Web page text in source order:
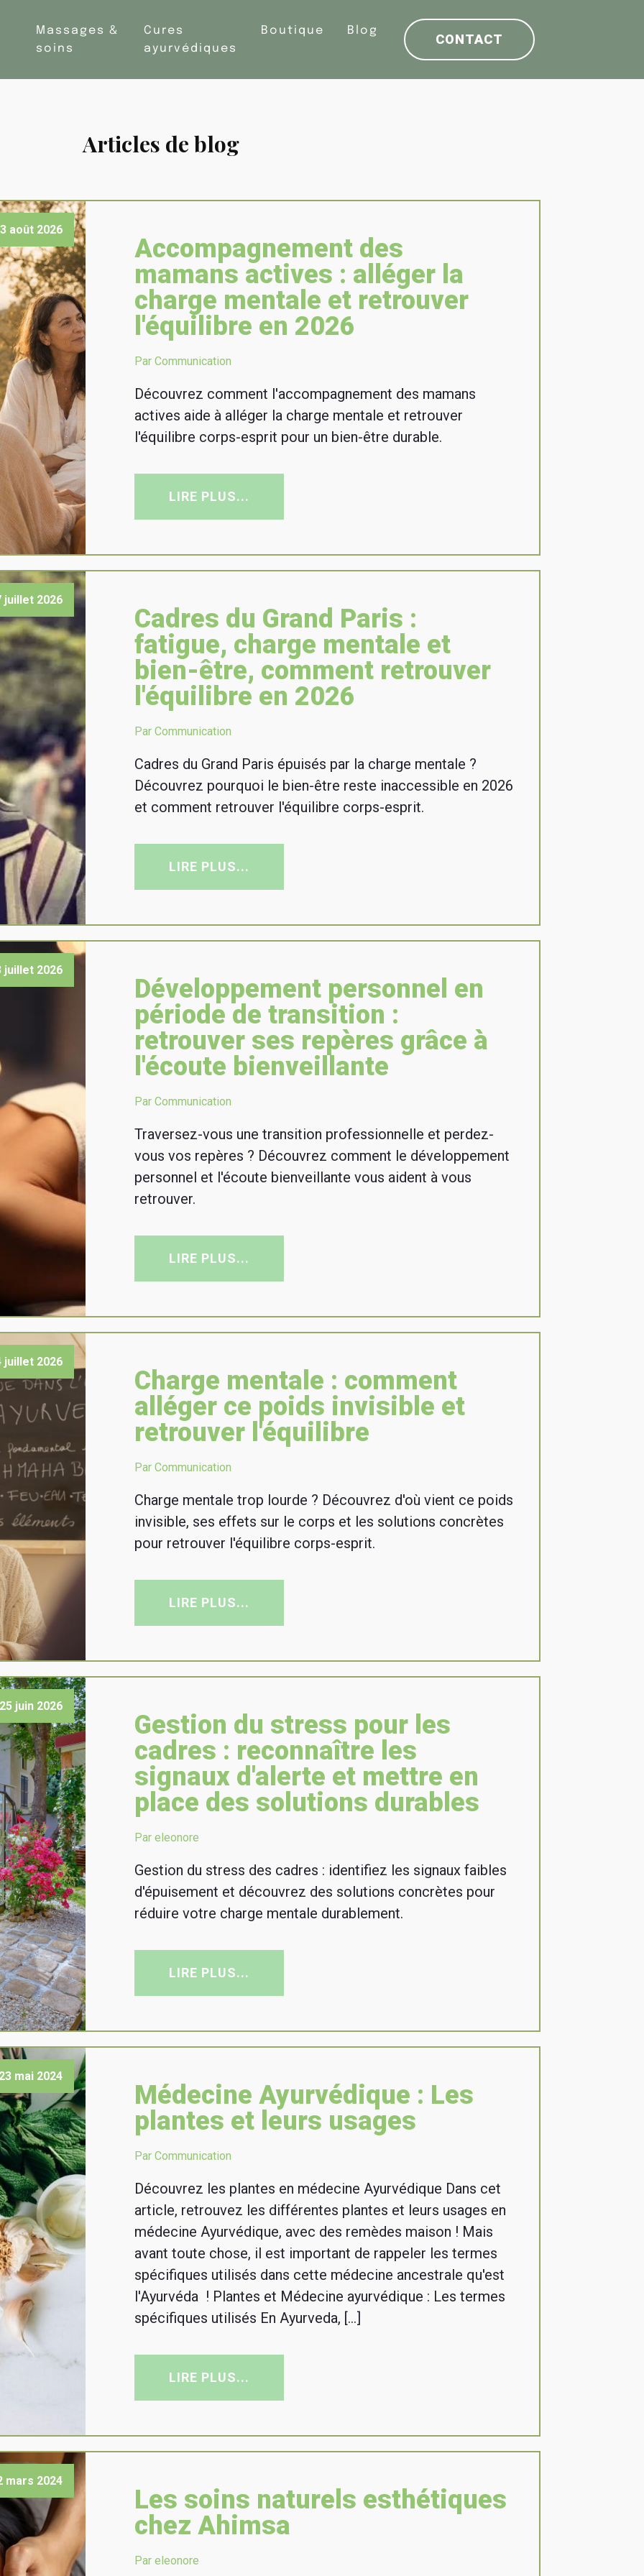
Massages &
soins
Cures
ayurvédiques
Boutique Blog
CONTACT
Articles de blog
3 août 2026
Accompagnement des
mamans actives : alléger la
charge mentale et retrouver
l'équilibre en 2026
Par Communication
Découvrez comment l'accompagnement des mamans
actives aide à alléger la charge mentale et retrouver
l'équilibre corps-esprit pour un bien-être durable.
LIRE PLUS...
juillet 2026
Cadres du Grand Paris :
fatigue, charge mentale et
bien-être, comment retrouver
l'équilibre en 2026
Par Communication
Cadres du Grand Paris épuisés par la charge mentale ?
Découvrez pourquoi le bien-être reste inaccessible en 2026
et comment retrouver l'équilibre corps-esprit.
LIRE PLUS...
juillet 2026
Développement personnel en
période de transition :
retrouver ses repères grâce à
l'écoute bienveillante
Par Communication
Traversez-vous une transition professionnelle et perdez-
vous vos repères ? Découvrez comment le développement
personnel et l'écoute bienveillante vous aident à vous
retrouver.
LIRE PLUS...
juillet 2026
Charge mentale : comment
alléger ce poids invisible et
retrouver l'équilibre
Par Communication
Charge mentale trop lourde ? Découvrez d'où vient ce poids
invisible, ses effets sur le corps et les solutions concrètes
pour retrouver l'équilibre corps-esprit.
LIRE PLUS...
juin 2026
Gestion du stress pour les
cadres : reconnaître les
signaux d'alerte et mettre en
place des solutions durables
Par eleonore
Gestion du stress des cadres : identifiez les signaux faibles
d'épuisement et découvrez des solutions concrètes pour
réduire votre charge mentale durablement.
LIRE PLUS...
mai 2024
Médecine Ayurvédique : Les
plantes et leurs usages
Par Communication
Découvrez les plantes en médecine Ayurvédique Dans cet
article, retrouvez les différentes plantes et leurs usages en
médecine Ayurvédique, avec des remèdes maison ! Mais
avant toute chose, il est important de rappeler les termes
spécifiques utilisés dans cette médecine ancestrale qu'est
l'Ayurvéda ! Plantes et Médecine ayurvédique : Les termes
spécifiques utilisés En Ayurveda, […]
LIRE PLUS...
mars 2024
Les soins naturels esthétiques
chez Ahimsa
Par eleonore